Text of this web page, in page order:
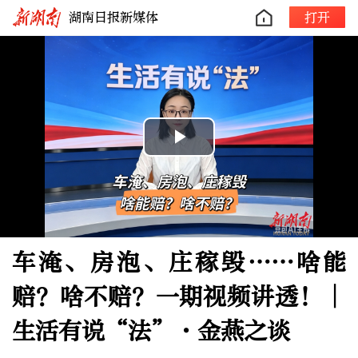
湖南日报新媒体 打开
Play
Video
车淹、房泡、庄稼毁……啥能
赔？啥不赔？一期视频讲透！︱
生活有说“法”·金燕之谈